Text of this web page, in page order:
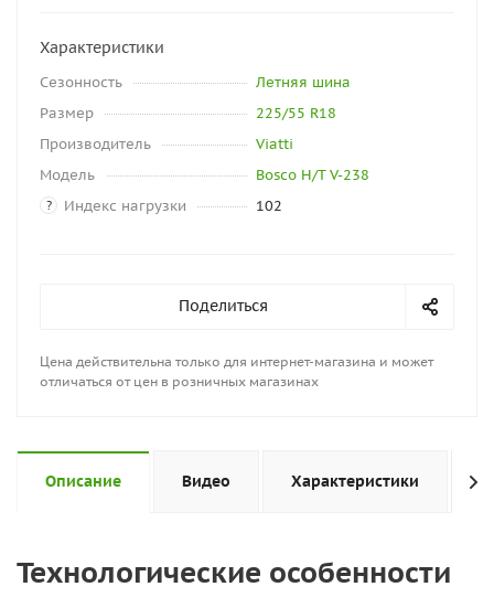
Характеристики
Сезонность
Летняя шина
Размер
225/55 R18
Производитель
Viatti
Модель
Bosco H/T V-238
? Индекс нагрузки 102
Поделиться
Цена действительна только для интернет-магазина и может
отличаться от цен в розничных магазинах
Описание Видео Характеристики
Технологические особенности